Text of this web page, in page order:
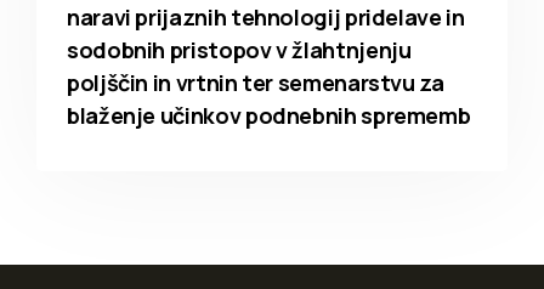
naravi prijaznih tehnologij pridelave in
sodobnih pristopov v žlahtnjenju
poljščin in vrtnin ter semenarstvu za
blaženje učinkov podnebnih sprememb